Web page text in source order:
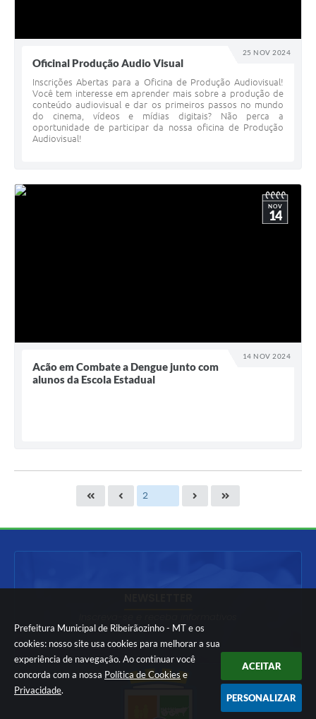
Prefeitura Municipal de Ribeirãozinho - MT e os
cookies: nosso site usa cookies para melhorar a sua
experiência de navegação. Ao continuar você
concorda com a nossa Política de Cookies e
Privacidade.
ACEITAR
PERSONALIZAR
25 NOV 2024
Oficinal Produção Audio Visual
Inscrições Abertas para a Oficina de Produção Audiovisual!
Você tem interesse em aprender mais sobre a produção de
conteúdo audiovisual e dar os primeiros passos no mundo
do cinema, vídeos e mídias digitais? Não perca a
oportunidade de participar da nossa oficina de Produção
Audiovisual!
14 NOV 2024
NOV
14
Acão em Combate a Dengue junto com
alunos da Escola Estadual